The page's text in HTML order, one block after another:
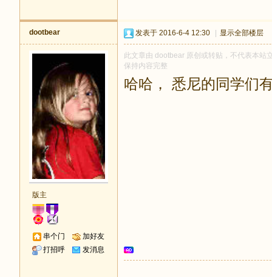
dootbear
版主
串个门
加好友
打招呼
发消息
发表于 2016-6-4 12:30 显示全部楼层
此文章由 dootbear 原创或转贴，不代表本站
保持内容完整
哈哈， 悉尼的同学们